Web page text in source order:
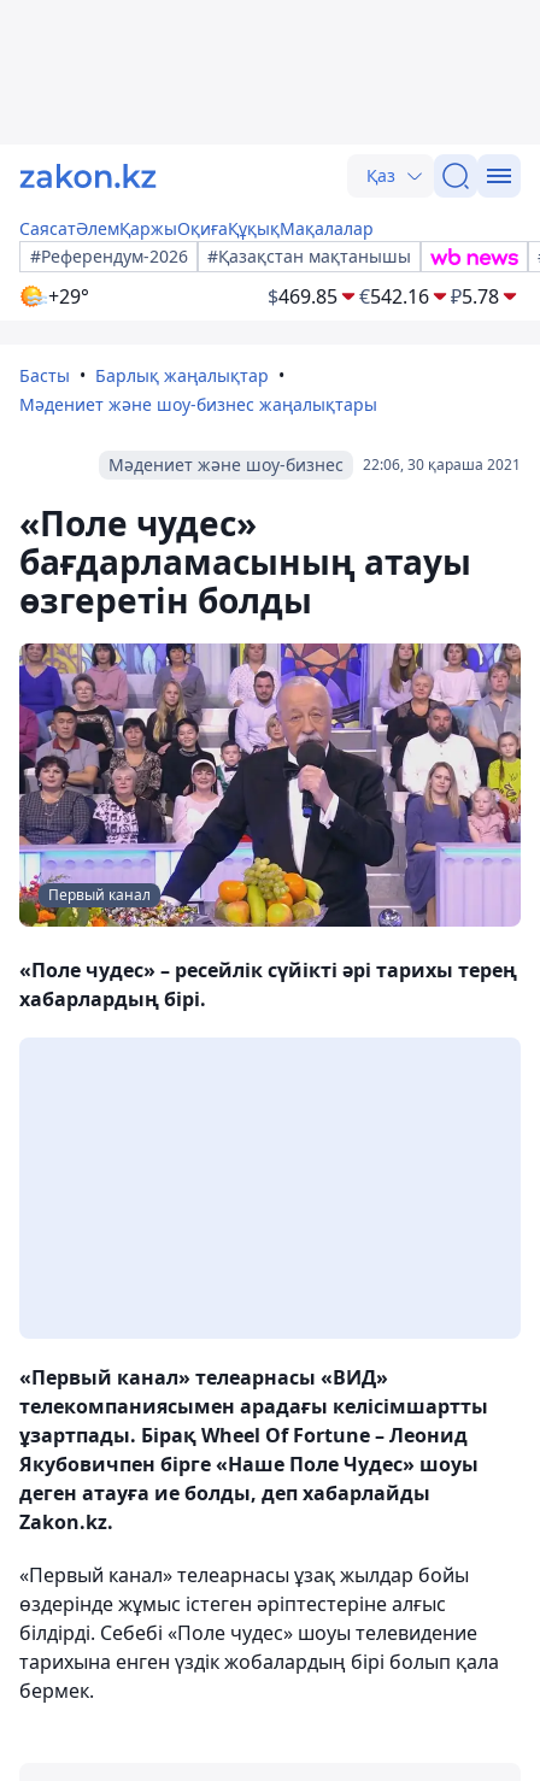
Қаз
СаясатӘлемҚаржыОқиғаҚұқықМақалалар
#Референдум-2026
#Қазақстан мақтанышы
+29° $469.85 €542.16 ₽5.78
Басты
Барлық жаңалықтар
Мәдениет және шоу-бизнес жаңалықтары
22:06, 30 қараша 2021
Мәдениет және шоу-бизнес
«Поле чудес»
бағдарламасының атауы
өзгеретін болды
Первый канал
«Поле чудес» – ресейлік сүйікті әрі тарихы терең
хабарлардың бірі.
«Первый канал» телеарнасы «ВИД»
телекомпаниясымен арадағы келісімшартты
ұзартпады. Бірақ Wheel Of Fortune – Леонид
Якубовичпен бірге «Наше Поле Чудес» шоуы
деген атауға ие болды, деп хабарлайды
Zakon.kz.
«Первый канал» телеарнасы ұзақ жылдар бойы
өздерінде жұмыс істеген әріптестеріне алғыс
білдірді. Себебі «Поле чудес» шоуы телевидение
тарихына енген үздік жобалардың бірі болып қала
бермек.